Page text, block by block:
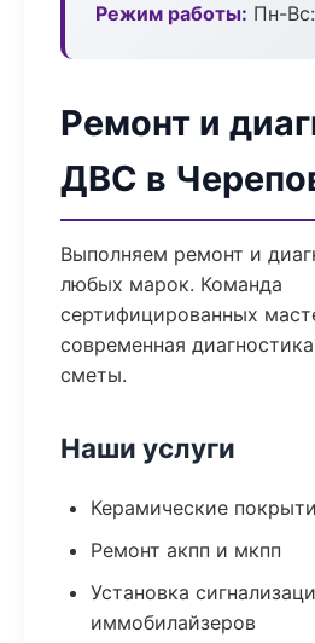
Режим работы: Пн-
Ремонт и
ДВС в
Выполняем ремонт и
любых марок. Команда
сертифицированных
современная
сметы.
Наши услуги
Керамические
Ремонт акпп и мкпп
Установка
иммобилайзеров